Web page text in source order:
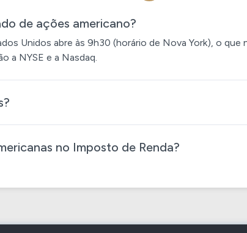
de ações americano?
Unidos abre às 9h30 (horário de Nova York), o
a NYSE e a Nasdaq.
no Imposto de Renda​?